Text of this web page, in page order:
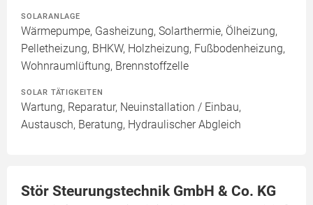
SOLARANLAGE
Wärmepumpe, Gasheizung, Solarthermie, Ölheizung,
Pelletheizung, BHKW, Holzheizung, Fußbodenheizung,
Wohnraumlüftung, Brennstoffzelle
SOLAR TÄTIGKEITEN
Wartung, Reparatur, Neuinstallation / Einbau,
Austausch, Beratung, Hydraulischer Abgleich
Stör Steurungstechnik GmbH & Co. KG